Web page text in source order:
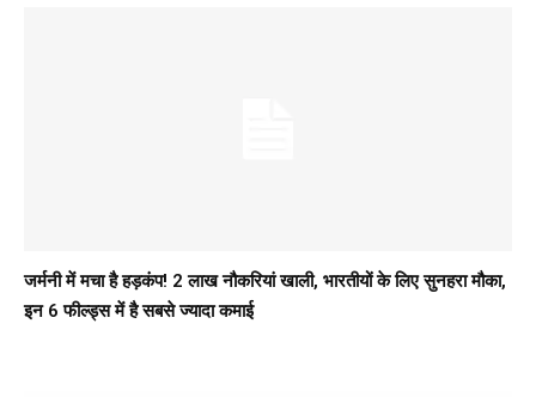
जर्मनी में मचा है हड़कंप! 2 लाख नौकरियां खाली, भारतीयों के लिए सुनहरा मौका,
इन 6 फील्ड्स में है सबसे ज्यादा कमाई